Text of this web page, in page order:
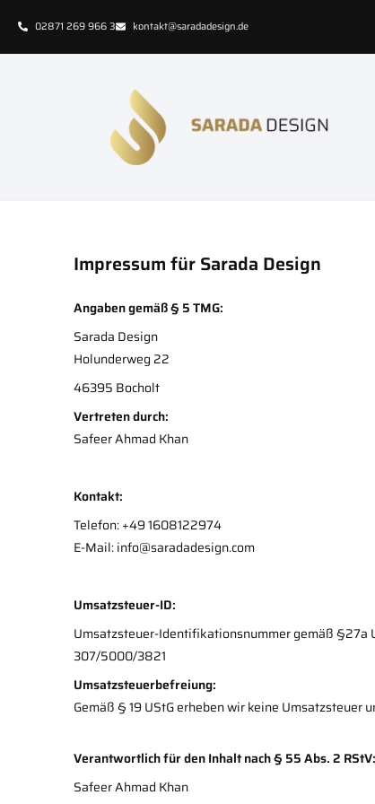
02871 269 966 3 kontakt@saradadesign.de
Impressum für Sarada Design
Angaben gemäß § 5 TMG:
Sarada Design
Holunderweg 22
46395 Bocholt
Vertreten durch:
Safeer Ahmad Khan
Kontakt:
Telefon: +49 1608122974
E-Mail: info@saradadesign.com
Umsatzsteuer-ID:
Umsatzsteuer-Identifikationsnummer gemäß §27a
307/5000/3821
Umsatzsteuerbefreiung:
Gemäß § 19 UStG erheben wir keine Umsatzsteuer
Verantwortlich für den Inhalt nach § 55 Abs. 2 RStV:
Safeer Ahmad Khan